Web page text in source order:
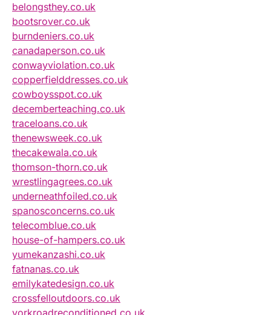
belongsthey.co.uk
bootsrover.co.uk
burndeniers.co.uk
canadaperson.co.uk
conwayviolation.co.uk
copperfielddresses.co.uk
cowboysspot.co.uk
decemberteaching.co.uk
traceloans.co.uk
thenewsweek.co.uk
thecakewala.co.uk
thomson-thorn.co.uk
wrestlingagrees.co.uk
underneathfoiled.co.uk
spanosconcerns.co.uk
telecomblue.co.uk
house-of-hampers.co.uk
yumekanzashi.co.uk
fatnanas.co.uk
emilykatedesign.co.uk
crossfelloutdoors.co.uk